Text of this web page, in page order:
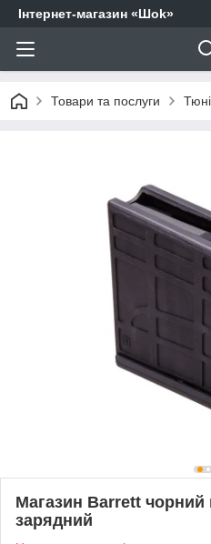
Інтернет-магазин «Шоk»
Товари та послуги
Магазин Barrett чорний
зарядний